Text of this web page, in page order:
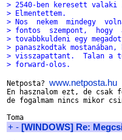
> 2540-ben keresett
> Elmentettem.
> Nos  nekem  mindegy
> fontos  szempont,  hogy
> tovabbkuldeni egy
> panaszkodtak
> visszapattant.  Talan a
> forward-olos.
Netposta? www.netposta.hu
En hasznalom ezt, de
de fogalmam nincs mikor
+ - [WINDOWS] Re: